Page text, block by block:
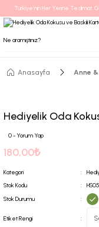
Türkiye’nin Her Yerine Teslimat.
Anasayfa Anne
Hediyelik Oda
0 - Yorum Yap
180,00₺
Kategori
Stok Kodu
Stok Durumu
Etiket Rengi